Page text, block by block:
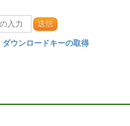
送信
ダウンロードキーの取得